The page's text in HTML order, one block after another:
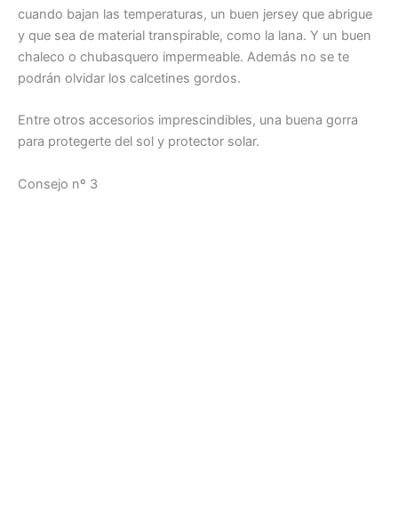
cuando bajan las temperaturas, un buen jersey que abrigue
y que sea de material transpirable, como la lana. Y un buen
chaleco o chubasquero impermeable. Además no se te
podrán olvidar los calcetines gordos.
Entre otros accesorios imprescindibles, una buena gorra
para protegerte del sol y protector solar.
Consejo nº 3